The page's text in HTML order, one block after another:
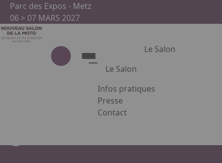
Aller au contenu principal
Parc des Expos - Metz
06 > 07 MARS 2027
Le Salon
Le Salon
Le Salon
Présentation du salon
Infos pratiques
Presse
Contact
Conférence Jeune
Pousse - c'est quoi le
quotidien d'une salariée
Panneau de gestion des cookies